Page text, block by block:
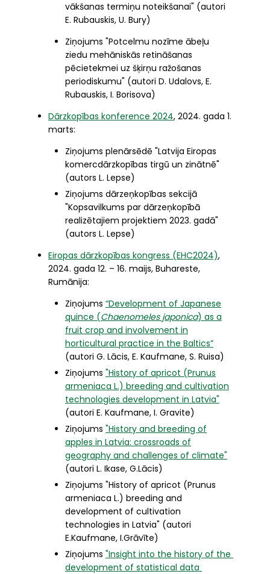
vākšanas termiņu noteikšanai" (autori
E. Rubauskis, U. Bury)
Ziņojums "Potcelmu nozīme ābeļu
ziedu mehāniskās retināšanas
pēcietekmei uz šķirņu ražošanas
periodiskumu" (autori D. Udalovs, E.
Rubauskis, I. Borisova)
Dārzkopības konference 2024, 2024. gada 1.
marts:
Ziņojums plenārsēdē "Latvija Eiropas
komercdārzkopības tirgū un zinātnē"
(autors L. Lepse)
Ziņojums dārzeņkopības sekcijā
"Kopsavilkums par dārzeņkopībā
realizētajiem projektiem 2023. gadā"
(autors L. Lepse)
Eiropas dārzkopības kongress (EHC2024),
2024. gada 12. – 16. maijs, Buhareste,
Rumānija:
Ziņojums “Development of Japanese
quince (Chaenomeles japonica) as a
fruit crop and involvement in
horticultural practice in the Baltics”
(autori G. Lācis, E. Kaufmane, S. Ruisa)
Ziņojums "History of apricot (Prunus
armeniaca L.) breeding and cultivation
technologies development in Latvia"
(autori E. Kaufmane, I. Gravite)
Ziņojums "History and breeding of
apples in Latvia: crossroads of
geography and challenges of climate"
(autori L. Ikase, G.Lācis)
Ziņojums "History of apricot (Prunus
armeniaca L.) breeding and
development of cultivation
technologies in Latvia" (autori
E.Kaufmane, I.Grāvīte)
Ziņojums "Insight into the history of the
development of statistical data